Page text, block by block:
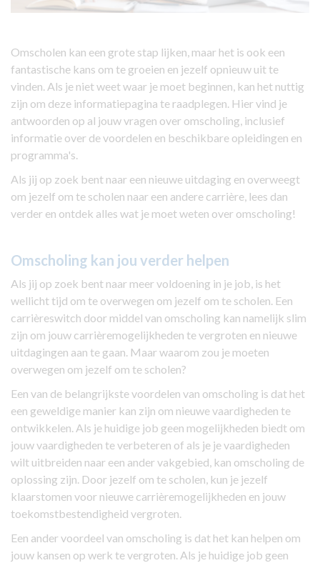
Omscholen kan een grote stap lijken, maar het is ook een
fantastische kans om te groeien en jezelf opnieuw uit te
vinden. Als je niet weet waar je moet beginnen, kan het nuttig
zijn om deze informatiepagina te raadplegen. Hier vind je
antwoorden op al jouw vragen over omscholing, inclusief
informatie over de voordelen en beschikbare opleidingen en
programma's.
Als jij op zoek bent naar een nieuwe uitdaging en overweegt
om jezelf om te scholen naar een andere carrière, lees dan
verder en ontdek alles wat je moet weten over omscholing!
Omscholing kan jou verder helpen
Als jij op zoek bent naar meer voldoening in je job, is het
wellicht tijd om te overwegen om jezelf om te scholen. Een
carrièreswitch door middel van omscholing kan namelijk slim
zijn om jouw carrièremogelijkheden te vergroten en nieuwe
uitdagingen aan te gaan. Maar waarom zou je moeten
overwegen om jezelf om te scholen?
Een van de belangrijkste voordelen van omscholing is dat het
een geweldige manier kan zijn om nieuwe vaardigheden te
ontwikkelen. Als je huidige job geen mogelijkheden biedt om
jouw vaardigheden te verbeteren of als je je vaardigheden
wilt uitbreiden naar een ander vakgebied, kan omscholing de
oplossing zijn. Door jezelf om te scholen, kun je jezelf
klaarstomen voor nieuwe carrièremogelijkheden en jouw
toekomstbestendigheid vergroten.
Een ander voordeel van omscholing is dat het kan helpen om
jouw kansen op werk te vergroten. Als je huidige job geen